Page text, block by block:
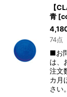
【
青 [
74点
■お
は、
注文
カ月
さい